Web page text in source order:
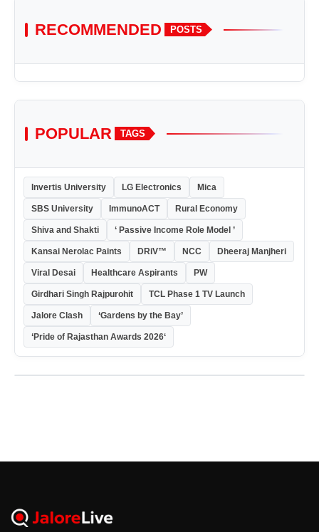
RECOMMENDED POSTS
POPULAR TAGS
Invertis University LG Electronics Mica
SBS University ImmunoACT Rural Economy
Shiva and Shakti ‘ Passive Income Role Model ’
Kansai Nerolac Paints DRiV™ NCC Dheeraj Manjheri
Viral Desai Healthcare Aspirants PW
Girdhari Singh Rajpurohit TCL Phase 1 TV Launch
Jalore Clash ‘Gardens by the Bay’
‘Pride of Rajasthan Awards 2026‘